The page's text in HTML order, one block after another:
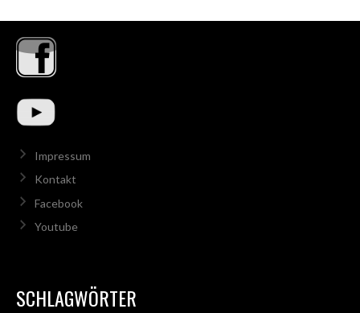
Impressum
Kontakt
Facebook
Youtube
SCHLAGWÖRTER